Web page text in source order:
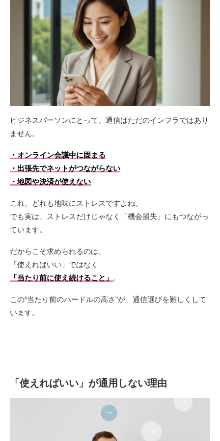
ビジネスパーソンにとって、通信はただのインフラではあり
ません。
・オンライン会議中に固まる
・出張先でネットがつながらない
・地図や決済が使えない
これ、どれも地味にストレスですよね。
でも実は、ストレスだけじゃなく「機会損失」にもつながっ
ています。
だからこそ求められるのは、
「使えればいい」ではなく
「当たり前に使え続けること」 。
この“当たり前のハードルの高さ”が、通信選びを難しくして
います。
「使えればいい」が通用しない理由